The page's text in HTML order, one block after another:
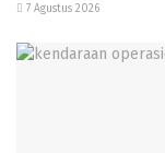
7 Agustus 2026